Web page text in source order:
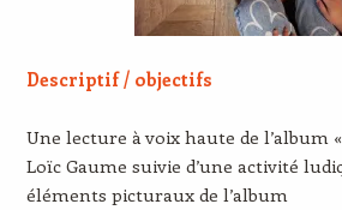
Descriptif / objectifs
Une lecture à voix haute de l’album
Loïc Gaume suivie d’une activité
éléments picturaux de l’album